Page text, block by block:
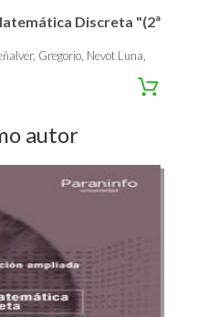
Discreta "(2ª
Gregorio, Nevot Luna,
autor